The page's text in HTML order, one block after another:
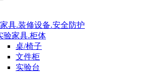
具.装修设备.安全防护
验家具.柜体
桌/椅子
文件柜
实验台